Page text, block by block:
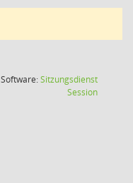
Software:Sitzungsdienst
Session(Wird in